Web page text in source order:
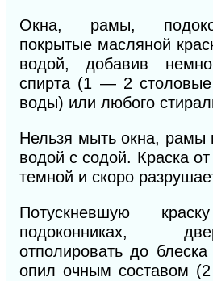
Окна, рамы,
покрытые масляной
водой, добавив
спирта (1 — 2
воды) или любого
Нельзя мыть окна, рамы
водой с содой. Краска от
темной и скоро
Потускневшую
подоконниках,
отполировать до
опил очным составом